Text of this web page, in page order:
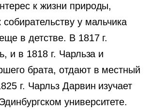
к жизни природы,
собирательству у мальчика
в детстве. В 1817 г.
и в 1818 г. Чарльза и
брата, отдают в местный
г. Чарльз Дарвин изучает
университете.